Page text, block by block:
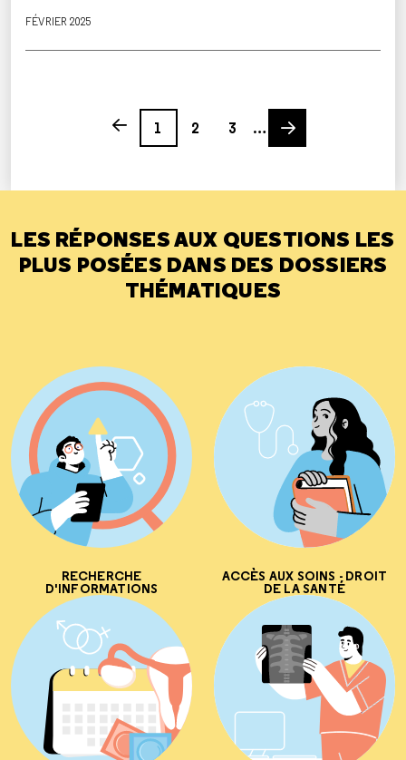
FÉVRIER 2025
Previous page
Page
1
Page
2
3
…
Next page
LES RÉPONSES AUX QUESTIONS LES
PLUS POSÉES DANS DES DOSSIERS
THÉMATIQUES
RECHERCHE
D'INFORMATIONS
ACCÈS AUX SOINS - DROIT
DE LA SANTÉ